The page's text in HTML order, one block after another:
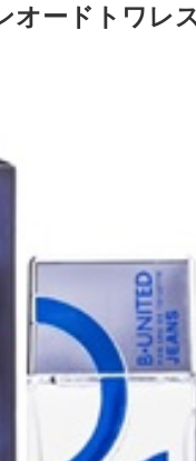
オードトワレ